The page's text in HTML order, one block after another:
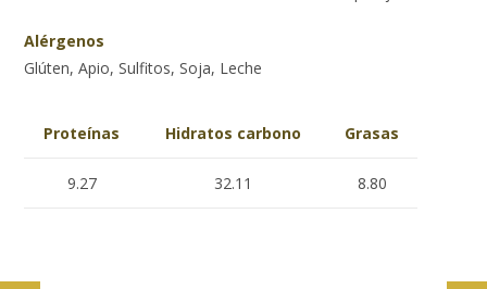
Alérgenos
Glúten, Apio, Sulfitos, Soja, Leche
Proteínas Hidratos carbono Grasas
9.27 32.11 8.80